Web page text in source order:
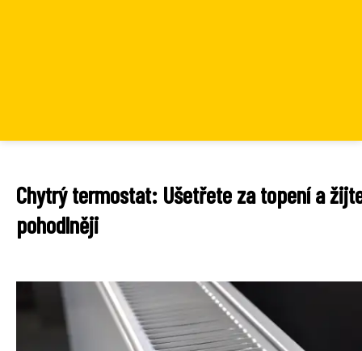
Chytrý termostat: Ušetřete za topení a
pohodlněji